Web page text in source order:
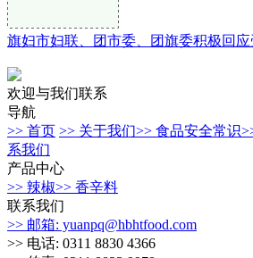
旗妇市妇联、团市委、团旗委积极回应
欢迎与我们联系
导航
>> 首页 >> 关于我们>> 食品安全常识
系我们
产品中心
>> 辣椒>> 香辛料
联系我们
>> 邮箱: yuanpq@hbhtfood.com
>> 电话: 0311 8830 4366